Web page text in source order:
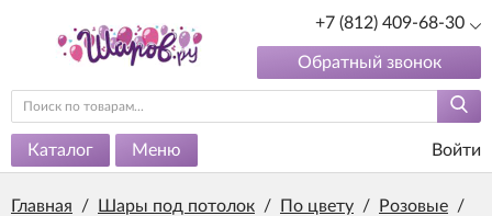
+7 (812) 409-68-30
Обратный звонок
Каталог Меню Войти
Главная / Шары под потолок / По цвету / Розовые /